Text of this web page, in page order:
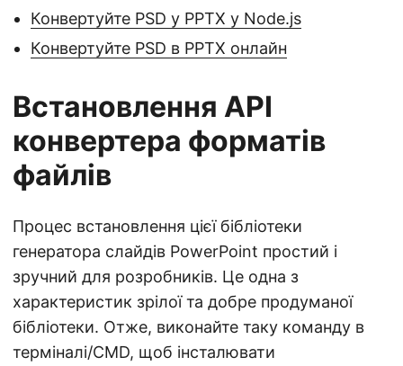
Конвертуйте PSD у PPTX у Node.js
Конвертуйте PSD в PPTX онлайн
Встановлення API
конвертера форматів
файлів
Процес встановлення цієї бібліотеки
генератора слайдів PowerPoint простий і
зручний для розробників. Це одна з
характеристик зрілої та добре продуманої
бібліотеки. Отже, виконайте таку команду в
терміналі/CMD, щоб інсталювати